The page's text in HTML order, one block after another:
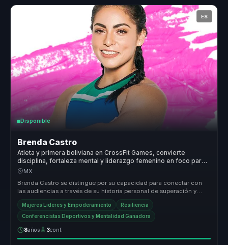
ES
Disponible
Brenda Castro
Atleta y primera boliviana en CrossFit Games, convierte
disciplina, fortaleza mental y liderazgo femenino en foco para
equipos.
MX
Brenda Castro se distingue por su capacidad para conectar con
las audiencias a través de su historia personal de superación y
éxito en el...
Mujeres Líderes y Empoderamiento Resiliencia
Conferencistas Deportivos y Mentalidad Ganadora
8años 3conf.